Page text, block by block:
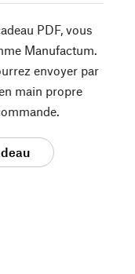
PDF, vous
Manufactum.
envoyer par
main propre